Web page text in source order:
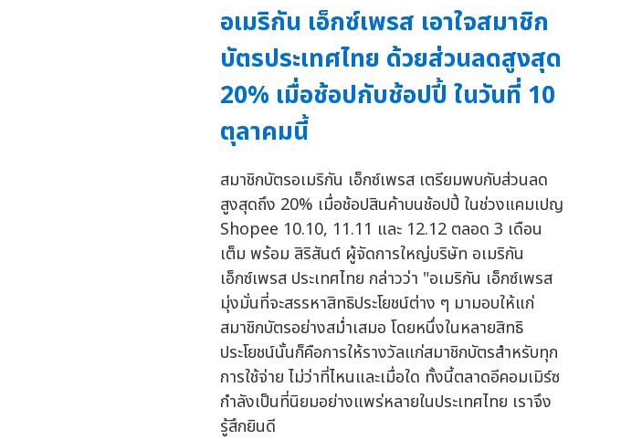
อเมริกัน เอ็กซ์เพรส เอาใจสมาชิก
บัตรประเทศไทย ด้วยส่วนลดสูงสุด
20% เมื่อช้อปกับช้อปปี้ ในวันที่ 10
ตุลาคมนี้
สมาชิกบัตรอเมริกัน เอ็กซ์เพรส เตรียมพบกับส่วนลด
สูงสุดถึง 20% เมื่อช้อปสินค้าบนช้อปปี้ ในช่วงแคมเปญ
Shopee 10.10, 11.11 และ 12.12 ตลอด 3 เดือน
เต็ม พร้อม สิริสันต์ ผู้จัดการใหญ่บริษัท อเมริกัน
เอ็กซ์เพรส ประเทศไทย กล่าวว่า "อเมริกัน เอ็กซ์เพรส
มุ่งมั่นที่จะสรรหาสิทธิประโยชน์ต่าง ๆ มามอบให้แก่
สมาชิกบัตรอย่างสม่ำเสมอ โดยหนึ่งในหลายสิทธิ
ประโยชน์นั้นก็คือการให้รางวัลแก่สมาชิกบัตรสำหรับทุก
การใช้จ่าย ไม่ว่าที่ไหนและเมื่อใด ทั้งนี้ตลาดอีคอมเมิร์ซ
กำลังเป็นที่นิยมอย่างแพร่หลายในประเทศไทย เราจึง
รู้สึกยินดี